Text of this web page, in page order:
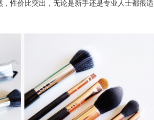
性价比突出，无论是新手还是专业人士都很适